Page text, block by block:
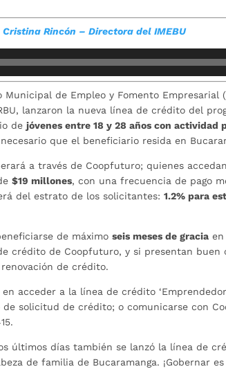
Rincón – Directora del IMEBU
de Empleo y Fomento Empresarial
lanzaron la nueva línea de crédito del
dejóvenes entre 18 y 28 años con actividad
que el beneficiario resida en
a través de Coopfuturo; quienes
$19 millones, con una frecuencia de pago
del estrato de los solicitantes:1.2% para
de máximoseis meses de gracia
crédito de Coopfuturo, y si presentan buen
de crédito.
en acceder a la línea de crédito
solicitud de crédito; o comunicarse con
últimos días también se lanzó la línea de
de familia de Bucaramanga. ¡Gobernar